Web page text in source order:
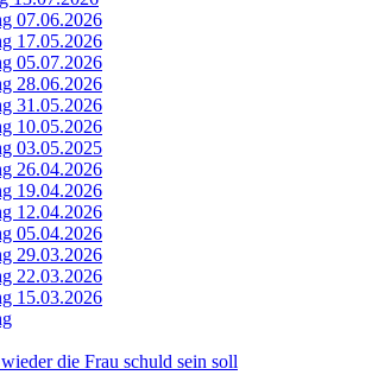
07.06.2026
17.05.2026
05.07.2026
28.06.2026
31.05.2026
10.05.2026
03.05.2025
26.04.2026
19.04.2026
12.04.2026
05.04.2026
29.03.2026
22.03.2026
15.03.2026
die Frau schuld sein soll